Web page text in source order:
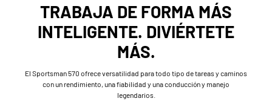
TRABAJA DE FORMA MÁS
INTELIGENTE. DIVIÉRTETE
MÁS.
El Sportsman 570 ofrece versatilidad para todo tipo de tareas y caminos
con un rendimiento, una fiabilidad y una conducción y manejo
legendarios.